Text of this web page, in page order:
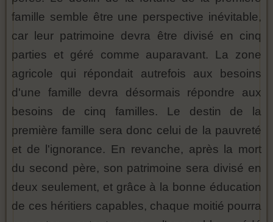
famille semble être une perspective inévitable,
car leur patrimoine devra être divisé en cinq
parties et géré comme auparavant. La zone
agricole qui répondait autrefois aux besoins
d'une famille devra désormais répondre aux
besoins de cinq familles. Le destin de la
première famille sera donc celui de la pauvreté
et de l'ignorance. En revanche, après la mort
du second père, son patrimoine sera divisé en
deux seulement, et grâce à la bonne éducation
de ces héritiers capables, chaque moitié pourra